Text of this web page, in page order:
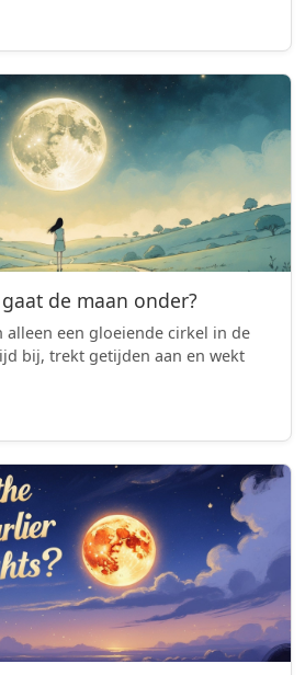
de maan onder?
alleen een gloeiende cirkel in de
bij, trekt getijden aan en wekt